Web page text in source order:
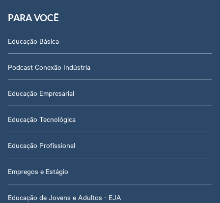
PARA VOCÊ
Educação Básica
Podcast Conexão Indústria
Educação Empresarial
Educação Tecnológica
Educação Profissional
Empregos e Estágio
Educação de Jovens e Adultos - EJA